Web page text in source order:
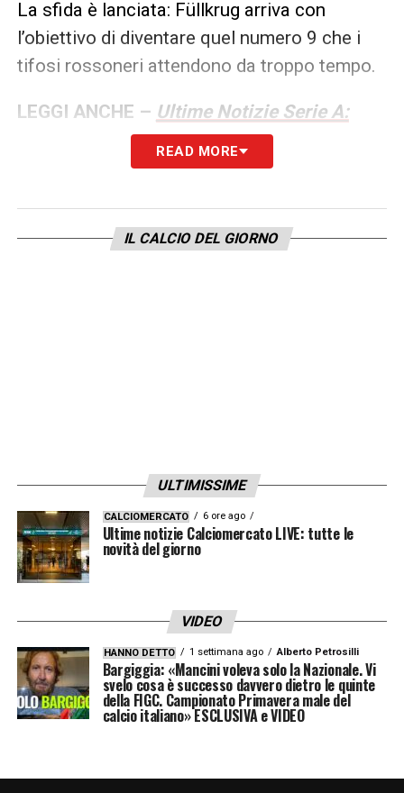
La sfida è lanciata: Füllkrug arriva con
l’obiettivo di diventare quel numero 9 che i
tifosi rossoneri attendono da troppo tempo.
LEGGI ANCHE – Ultime Notizie Serie A:
tutte le novità del giorno sul massimo
campionato italiano
LA PLAYLIST DELLE NOSTRE TOP NEWS
READ MORE
IL CALCIO DEL GIORNO
ULTIMISSIME
CALCIOMERCATO 6 ore ago
Ultime notizie Calciomercato LIVE: tutte le
novità del giorno
VIDEO
HANNO DETTO 1 settimana ago Alberto Petrosilli
Bargiggia: «Mancini voleva solo la Nazionale. Vi
svelo cosa è successo davvero dietro le quinte
della FIGC. Campionato Primavera male del
calcio italiano» ESCLUSIVA e VIDEO